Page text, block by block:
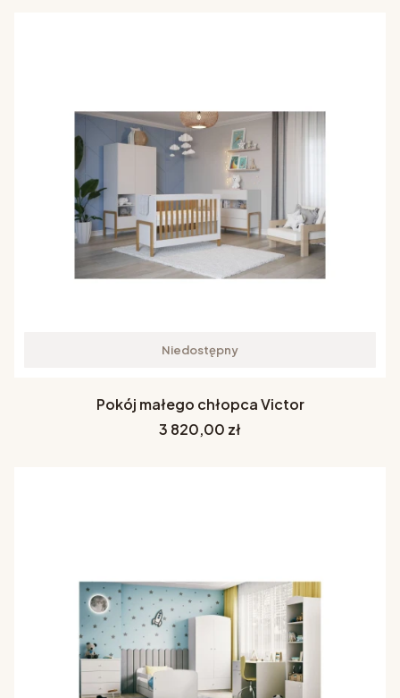
Niedostępny
Pokój małego chłopca Victor
Cena
3 820,00 zł